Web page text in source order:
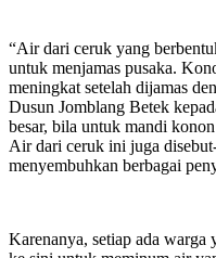
“Air dari ceruk yang
untuk menjamas pusaka.
meningkat setelah dijamas
Dusun Jomblang Betek
besar, bila untuk mandi
Air dari ceruk ini juga
menyembuhkan berbagai
Karenanya, setiap ada warga